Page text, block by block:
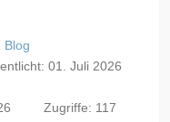
Blog
01. Juli 2026
Zugriffe: 117